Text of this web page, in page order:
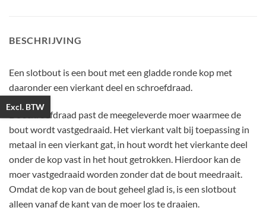
BESCHRIJVING
Een slotbout is een bout met een gladde ronde kop met
daaronder een vierkant deel en schroefdraad.
De schroefdraad past de meegeleverde moer waarmee de
bout wordt vastgedraaid. Het vierkant valt bij toepassing in
metaal in een vierkant gat, in hout wordt het vierkante deel
onder de kop vast in het hout getrokken. Hierdoor kan de
moer vastgedraaid worden zonder dat de bout meedraait.
Omdat de kop van de bout geheel glad is, is een slotbout
alleen vanaf de kant van de moer los te draaien.
Excl. BTW